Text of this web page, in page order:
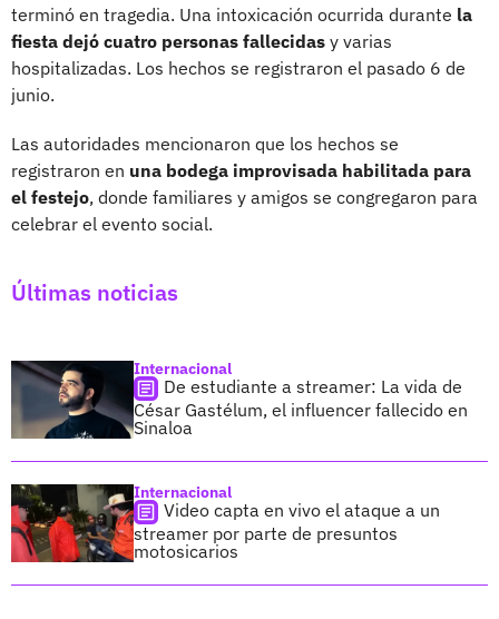
terminó en tragedia. Una intoxicación ocurrida durante la
fiesta dejó cuatro personas fallecidas y varias
hospitalizadas. Los hechos se registraron el pasado 6 de
junio.
Las autoridades mencionaron que los hechos se
registraron en una bodega improvisada habilitada para
el festejo, donde familiares y amigos se congregaron para
celebrar el evento social.
Últimas noticias
Internacional
De estudiante a streamer: La vida de
César Gastélum, el influencer fallecido en
Sinaloa
Internacional
Video capta en vivo el ataque a un
streamer por parte de presuntos
motosicarios